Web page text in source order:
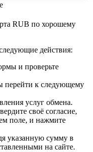
RUB по хорошему
действия:
и проверьте
перейти к следующему
услуг обмена.
своё согласие,
поле, и нажмите
указанную сумму в
на сайте.